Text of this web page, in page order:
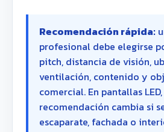
Recomendación rápida:
profesional debe elegirse
pitch, distancia de visión,
ventilación, contenido y
comercial. En pantallas
recomendación cambia si
escaparate, fachada o